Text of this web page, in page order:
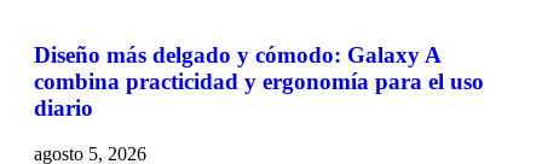
Diseño más delgado y cómodo: Galaxy A
combina practicidad y ergonomía para el uso
diario
agosto 5, 2026